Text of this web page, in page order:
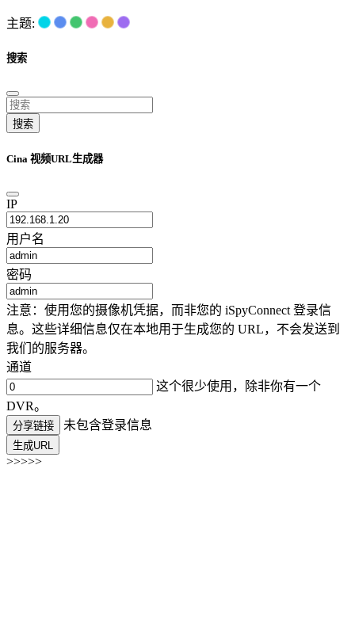
主题:
搜索
搜索
Cina 视频URL生成器
IP
用户名
密码
注意：使用您的摄像机凭据，而非您的 iSpyConnect 登录信
息。这些详细信息仅在本地用于生成您的 URL，不会发送到
我们的服务器。
通道
这个很少使用，除非你有一个
DVR。
分享链接 未包含登录信息
生成URL
>>>>>